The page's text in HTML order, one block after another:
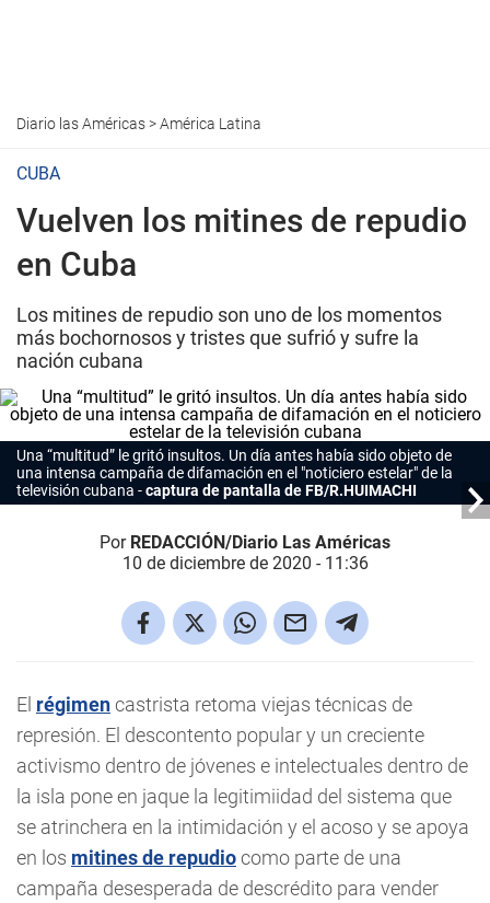
Diario las Américas>América Latina
CUBA
Vuelven los mitines de repudio
en Cuba
Los mitines de repudio son uno de los momentos
más bochornosos y tristes que sufrió y sufre la
nación cubana
Una “multitud” le gritó insultos. Un día antes había sido objeto de
una intensa campaña de difamación en el "noticiero estelar" de la
televisión cubana
captura de pantalla de FB/R.HUIMACHI
Por REDACCIÓN/Diario Las Américas
10 de diciembre de 2020 - 11:36
El régimencastrista retoma viejas técnicas de
represión. El descontento popular y un creciente
activismo dentro de jóvenes e intelectuales dentro de
la isla pone en jaque la legitimiidad del sistema que
se atrinchera en la intimidación y el acoso y se apoya
en los mitines de repudiocomo parte de una
campaña desesperada de descrédito para vender